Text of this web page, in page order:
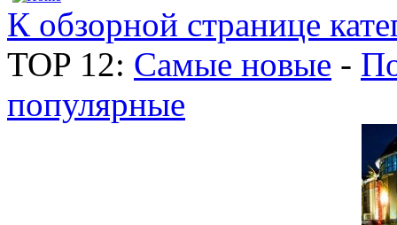
К обзорной странице
TOP 12: Самые новые -
популярные